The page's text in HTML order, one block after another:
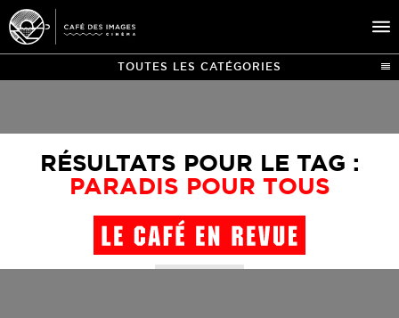
ÉVÉNEMENTS
CAFÉ DU CINÉ
ÉDUCATION AUX IMAGES
TOUTES LES CATÉGORIES
RÉSULTATS POUR LE TAG :
PARADIS POUR TOUS